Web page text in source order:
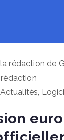
rédaction de
rédaction
Actualités,